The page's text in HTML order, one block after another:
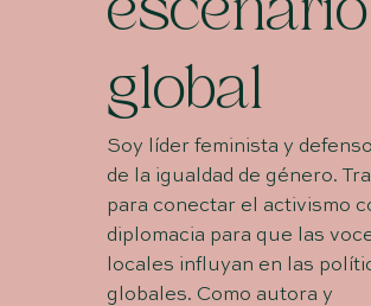
global
Soy líder feminista y
de la igualdad de género.
para conectar el activismo
diplomacia para que las
locales influyan en las
globales. Como autora y